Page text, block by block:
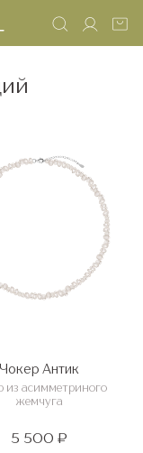
Чокер Антик
из асимметриного
жемчуга
5 500 ₽